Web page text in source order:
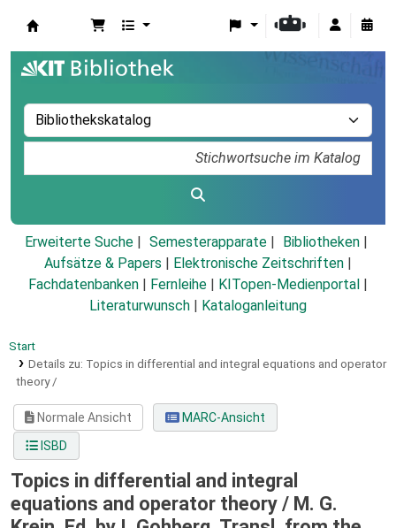
Erweiterte Suche Semesterapparate
Bibliotheken
Aufsätze & Papers
Elektronische Zeitschriften
Fachdatenbanken
Fernleihe KITopen-Medienportal
Literaturwunsch
Kataloganleitung
Start
Details zu: Topics in differential and integral equations and operator
theory /
Normale Ansicht
MARC-Ansicht
ISBD
Topics in differential and integral
equations and operator theory / M. G.